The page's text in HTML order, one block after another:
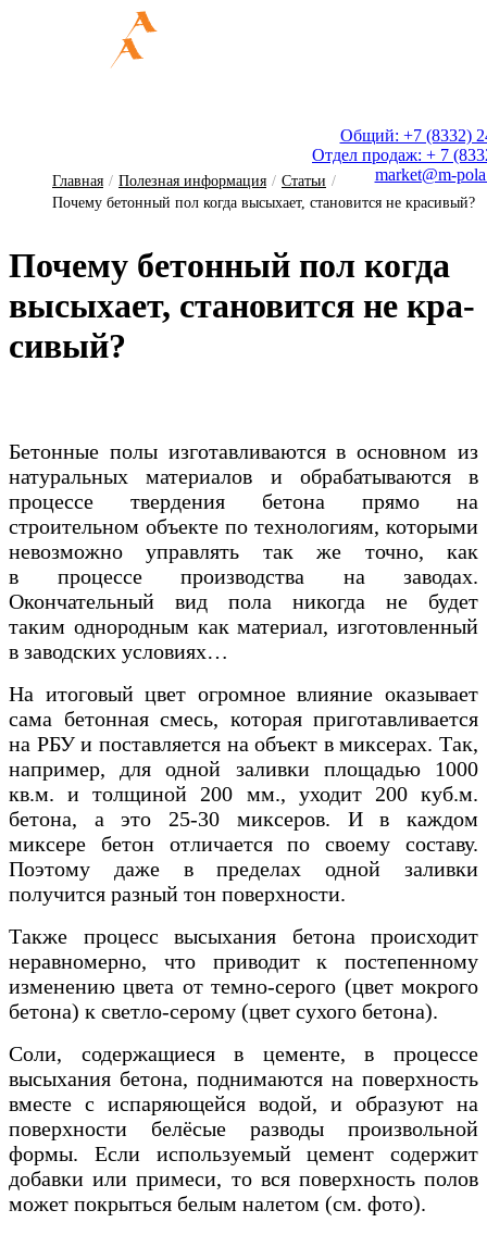
Общий: +7 (8332)
Отдел продаж: + 7
market@m-
Главная / Полезная информация / Статьи /
Почему бетонный пол когда высыхает, становится не красивый?
По­че­му бе­тон­ный пол ког­да
вы­сы­ха­ет, ста­но­вит­ся не кра­
си­вый?
Бетонные полы изготавливаются в основном из
натуральных материалов и обрабатываются в
процессе твердения бетона прямо на
строительном объекте по технологиям, которыми
невозможно управлять так же точно, как
в процессе производства на заводах.
Окончательный вид пола никогда не будет
таким однородным как материал, изготовленный
в заводских условиях…
На итоговый цвет огромное влияние оказывает
сама бетонная смесь, которая приготавливается
на РБУ и поставляется на объект в миксерах. Так,
например, для одной заливки площадью 1000
кв.м. и толщиной 200 мм., уходит 200 куб.м.
бетона, а это 25-30 миксеров. И в каждом
миксере бетон отличается по своему составу.
Поэтому даже в пределах одной заливки
получится разный тон поверхности.
Также процесс высыхания бетона происходит
неравномерно, что приводит к постепенному
изменению цвета от темно-серого (цвет мокрого
бетона) к светло-серому (цвет сухого бетона).
Соли, содержащиеся в цементе, в процессе
высыхания бетона, поднимаются на поверхность
вместе с испаряющейся водой, и образуют на
поверхности белёсые разводы произвольной
формы. Если используемый цемент содержит
добавки или примеси, то вся поверхность полов
может покрыться белым налетом (см. фото).